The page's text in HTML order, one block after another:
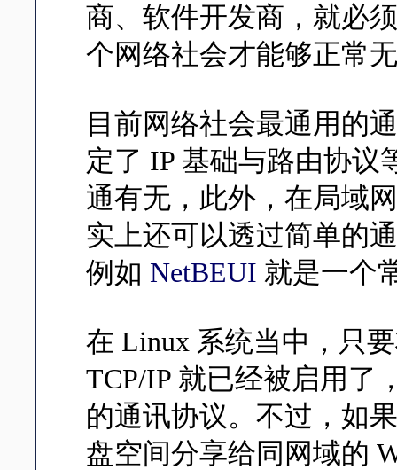
商、软件开发商，就必
个网络社会才能够正常
目前网络社会最通用的
定了 IP 基础与路由协议
通有无，此外，在局域
实上还可以透过简单的
例如 NetBEUI 就是一个
在 Linux 系统当中，只
TCP/IP 就已经被启用了
的通讯协议。不过，如
盘空间分享给同网域的